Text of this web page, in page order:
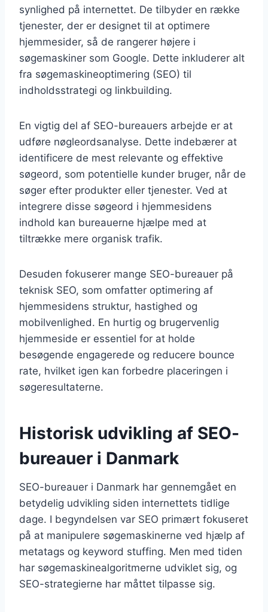
synlighed på internettet. De tilbyder en række
tjenester, der er designet til at optimere
hjemmesider, så de rangerer højere i
søgemaskiner som Google. Dette inkluderer alt
fra søgemaskineoptimering (SEO) til
indholdsstrategi og linkbuilding.
En vigtig del af SEO-bureauers arbejde er at
udføre nøgleordsanalyse. Dette indebærer at
identificere de mest relevante og effektive
søgeord, som potentielle kunder bruger, når de
søger efter produkter eller tjenester. Ved at
integrere disse søgeord i hjemmesidens
indhold kan bureauerne hjælpe med at
tiltrække mere organisk trafik.
Desuden fokuserer mange SEO-bureauer på
teknisk SEO, som omfatter optimering af
hjemmesidens struktur, hastighed og
mobilvenlighed. En hurtig og brugervenlig
hjemmeside er essentiel for at holde
besøgende engagerede og reducere bounce
rate, hvilket igen kan forbedre placeringen i
søgeresultaterne.
Historisk udvikling af SEO-
bureauer i Danmark
SEO-bureauer i Danmark har gennemgået en
betydelig udvikling siden internettets tidlige
dage. I begyndelsen var SEO primært fokuseret
på at manipulere søgemaskinerne ved hjælp af
metatags og keyword stuffing. Men med tiden
har søgemaskinealgoritmerne udviklet sig, og
SEO-strategierne har måttet tilpasse sig.